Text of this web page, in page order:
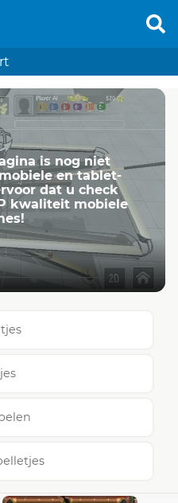
is nog niet
en tablet-
dat u check
kwaliteit mobiele